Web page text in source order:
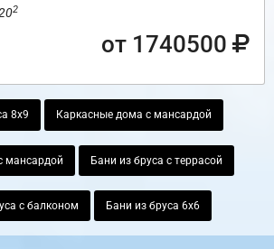
2
от 1740500
8х9 Каркасные дома с мансардой
мансардой Бани из бруса с террасой
с балконом Бани из бруса 6х6